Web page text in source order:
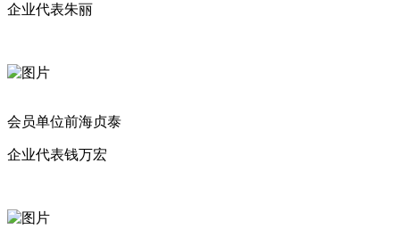
企业代表朱丽
会员单位前海贞泰
企业代表钱万宏